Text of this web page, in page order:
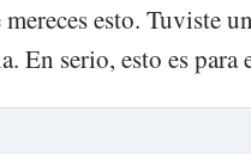
esto. Tuviste
En serio, esto es